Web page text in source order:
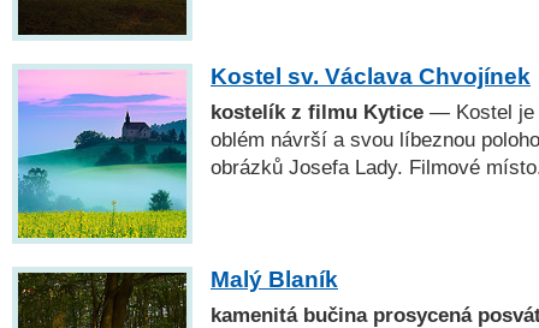
Kostel sv. Václava Chvojínek
kostelík z filmu Kytice — Kostel je
oblém návrší a svou líbeznou
obrázků Josefa Lady. Filmové
Malý Blaník
kamenitá bučina prosycená